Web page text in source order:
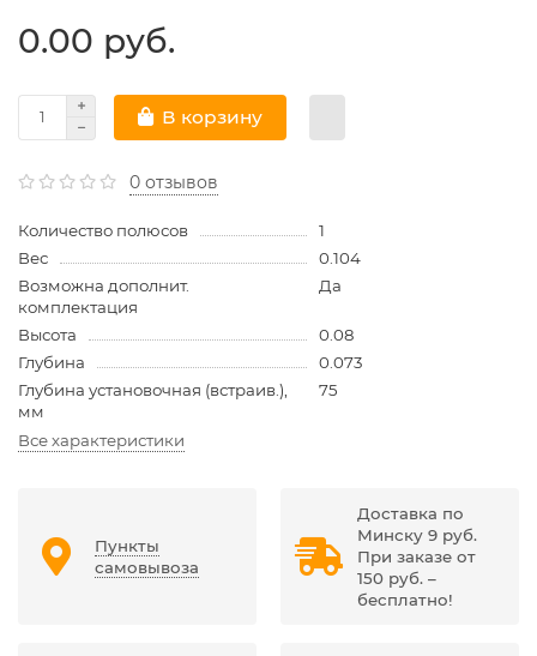
0.00 руб.
В корзину
0 отзывов
Количество полюсов
1
Вес
0.104
Возможна дополнит.
комплектация
Да
Высота
0.08
Глубина
0.073
Глубина установочная (встраив.),
мм
75
Все характеристики
Пункты
самовывоза
Доставка по
Минску 9 руб.
При заказе от
150 руб. –
бесплатно!